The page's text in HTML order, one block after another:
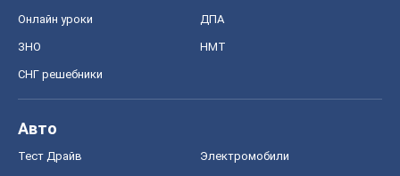
Онлайн уроки ДПА
ЗНО НМТ
СНГ решебники
Авто
Тест Драйв Электромобили